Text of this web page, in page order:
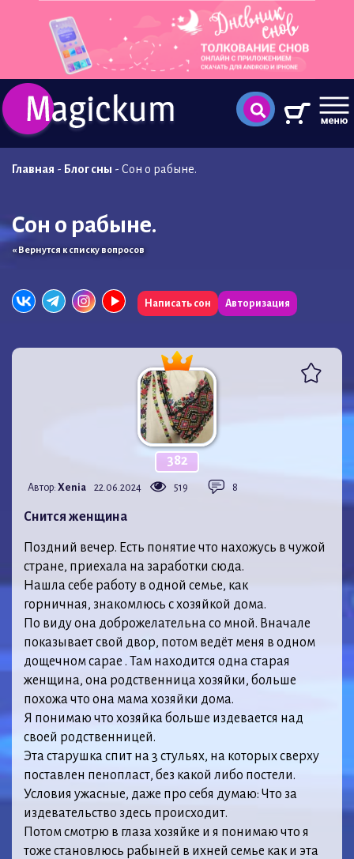
Главная - Блог сны - Сон о рабыне.
Сон о рабыне.
« Вернутся к списку вопросов
Написать сон Авторизация
382
Автор: Xenia 22.06.2024 519 8
Снится женщина
Поздний вечер. Есть понятие что нахожусь в чужой
стране, приехала на заработки сюда.
Нашла себе работу в одной семье, как
горничная, знакомлюсь с хозяйкой дома.
По виду она доброжелательна со мной. Вначале
показывает свой двор, потом ведёт меня в одном
дощечном сарае . Там находится одна старая
женщина, она родственница хозяйки, больше
похожа что она мама хозяйки дома.
Я понимаю что хозяйка больше издевается над
своей родственницей.
Эта старушка спит на 3 стульях, на которых сверху
поставлен пенопласт, без какой либо постели.
Условия ужасные, даже про себя думаю: Что за
издевательство здесь происходит.
Потом смотрю в глаза хозяйке и я понимаю что я
тоже становлюсь рабыней в ихней семье как и эта